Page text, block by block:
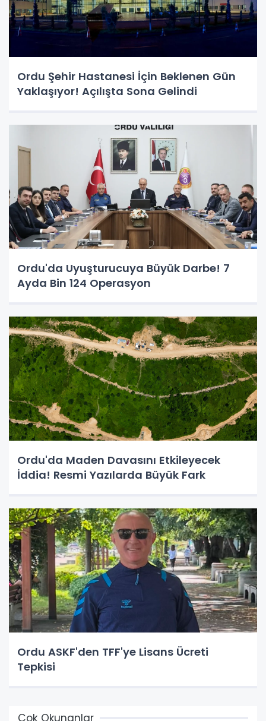
Ordu Şehir Hastanesi İçin Beklenen Gün
Yaklaşıyor! Açılışta Sona Gelindi
Ordu'da Uyuşturucuya Büyük Darbe! 7
Ayda Bin 124 Operasyon
Ordu'da Maden Davasını Etkileyecek
İddia! Resmi Yazılarda Büyük Fark
Ordu ASKF'den TFF'ye Lisans Ücreti
Tepkisi
Çok Okunanlar